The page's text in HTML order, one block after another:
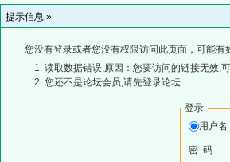
提示信息 »
您没有登录或者您没有权限访问此页面，可能有
读取数据错误,原因：您要访问的链接无效,
您还不是论坛会员,请先登录论坛
登录
用户名
密 码